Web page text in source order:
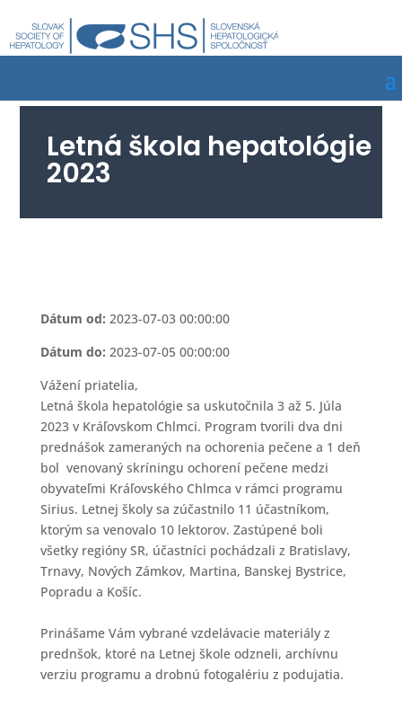
Letná škola hepatológie
2023
Dátum od: 2023-07-03 00:00:00
Dátum do: 2023-07-05 00:00:00
Vážení priatelia,
Letná škola hepatológie sa uskutočnila 3 až 5. Júla
2023 v Kráľovskom Chlmci. Program tvorili dva dni
prednášok zameraných na ochorenia pečene a 1 deň
bol venovaný skríningu ochorení pečene medzi
obyvateľmi Kráľovského Chlmca v rámci programu
Sirius. Letnej školy sa zúčastnilo 11 účastníkom,
ktorým sa venovalo 10 lektorov. Zastúpené boli
všetky regióny SR, účastníci pochádzali z Bratislavy,
Trnavy, Nových Zámkov, Martina, Banskej Bystrice,
Popradu a Košíc.
Prinášame Vám vybrané vzdelávacie materiály z
prednšok, ktoré na Letnej škole odzneli, archívnu
verziu programu a drobnú fotogalériu z podujatia.